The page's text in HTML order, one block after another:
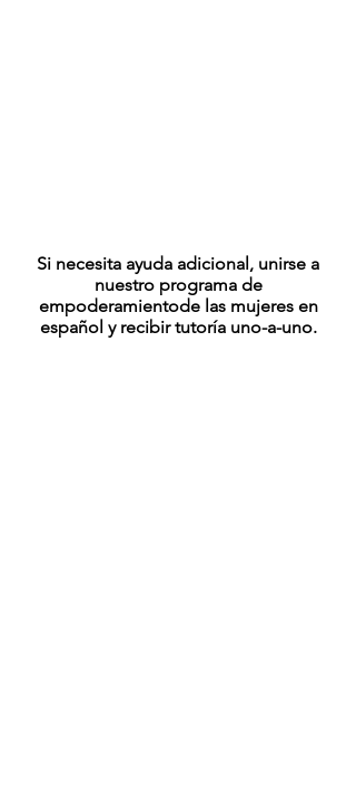
Si necesita ayuda adicional, unirse a
nuestro programa de
empoderamientode las mujeres en
español y recibir tutoría uno-a-uno.